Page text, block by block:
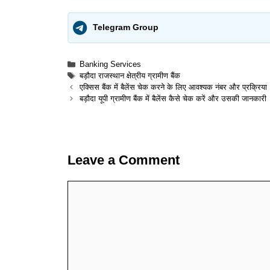
Telegram Group
Categories
Banking Services
Tags
बड़ौदा राजस्थान क्षेत्रीय ग्रामीण बैंक
एक्सिस बैंक में बैलेंस चेक करने के लिए आवश्यक नंबर और प्रक्रिया
बड़ौदा यूपी ग्रामीण बैंक में बैलेंस कैसे चेक करें और उसकी जानकारी
Leave a Comment